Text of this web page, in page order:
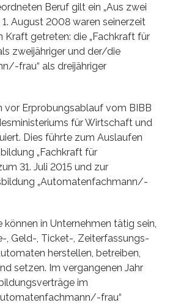
Beruf gilt ein „Aus zwei
1. August 2008 waren seinerzeit
Kraft getreten: die „Fachkraft für
zweijähriger und der/die
frau“ als dreijähriger
vor Erprobungsablauf vom BIBB
für Wirtschaft und
Dies führte zum Auslaufen
„Fachkraft für
31. Juli 2015 und zur
„Automatenfachmann/-
in Unternehmen tätig sein,
, Geld-, Ticket-, Zeiterfassungs-
herstellen, betreiben,
setzen. Im vergangenen Jahr
im
frau“